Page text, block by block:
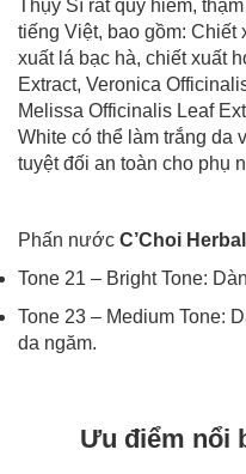
Thụy Sĩ rất quý hiếm,
tiếng Việt, bao gồm: Chiết
xuất lá bạc hà, chiết xuất
Extract, Veronica
Melissa Officinalis Leaf
White có thể làm trắng da
tuyệt đối an toàn cho phụ
Phấn nước C’Choi
Tone 21 – Bright Tone:
Tone 23 – Medium Tone:
da ngăm.
Ưu điểm nổi